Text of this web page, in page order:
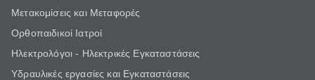
Μετακομίσεις και Μεταφορές
Ορθοπαιδικοί Ιατροί
Ηλεκτρολόγοι - Ηλεκτρικές Εγκαταστάσεις
Υδραυλικές εργασίες και Εγκαταστάσεις